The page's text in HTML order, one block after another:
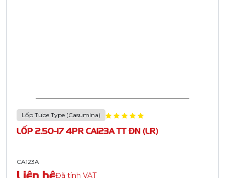
Lốp Tube Type (Casumina)
LỐP 2.50-17 4PR CA123A TT ĐN (LR)
CA123A
Đã tính VAT